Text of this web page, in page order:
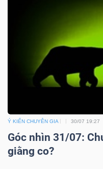
Ý KIẾN CHUYÊN GIA 30/07 19:27
Góc nhìn 31/07:
giằng co?